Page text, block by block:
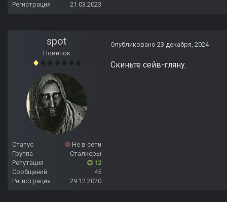
Регистрация
21.03.2023
spot
Новичок
Статус
Не в сети
Группа
Сталкеры
Репутация
12
Сообщений
45
Регистрация
29.12.2020
Опубликовано 23 декабря, 2024
Скиньте сейв-гляну.